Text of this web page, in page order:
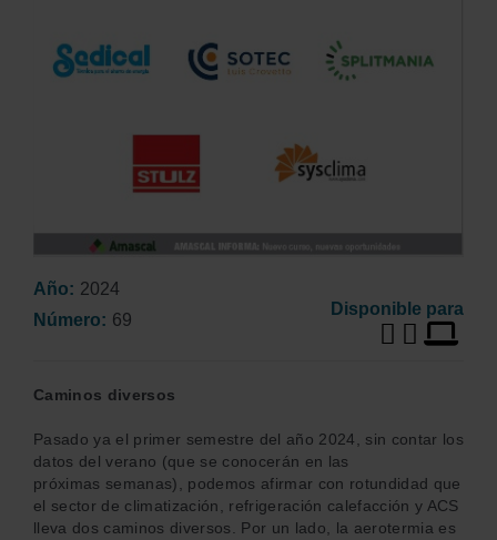
Año
2024
Número
69
Disponible para
Caminos diversos
Pasado ya el primer semestre del año 2024, sin contar los
datos del verano (que se conocerán en las
próximas semanas), podemos afirmar con rotundidad que
el sector de climatización, refrigeración calefacción y ACS
lleva dos caminos diversos. Por un lado, la aerotermia es